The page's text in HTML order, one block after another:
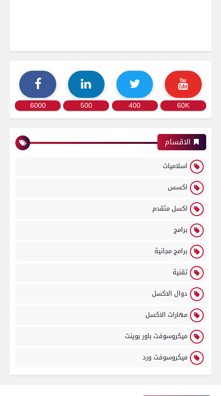
60K
400
500
6000
الاقسام
اسلاميات
اكسس
اكسل متقدم
برامج
برامج مجانية
تقنية
دوال الاكسل
مهارات الاكسل
ميكروسوفت باور بوينت
ميكروسوفت ورد